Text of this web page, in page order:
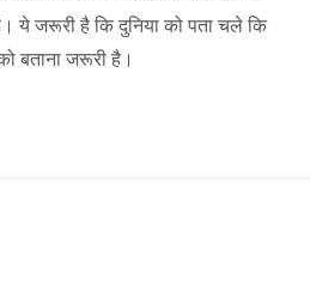
ये जरूरी है कि दुनिया को पता चले कि
बताना जरूरी है।